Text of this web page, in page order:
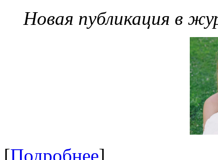
Новая публикация в
[Подробнее]